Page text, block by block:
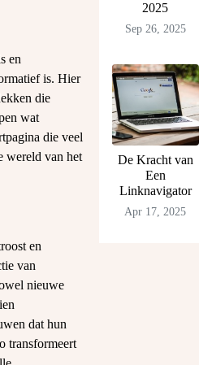
en
is. Hier
die
wat
die veel
wereld van het
en
van
nieuwe
dat hun
transformeert
2025
Sep 26, 2025
De Kracht van
Een
Linknavigator
Apr 17, 2025